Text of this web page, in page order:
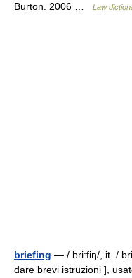
Burton. 2006 …
Law
briefing — / bri:fiŋ/, it. /
dare brevi istruzioni ],